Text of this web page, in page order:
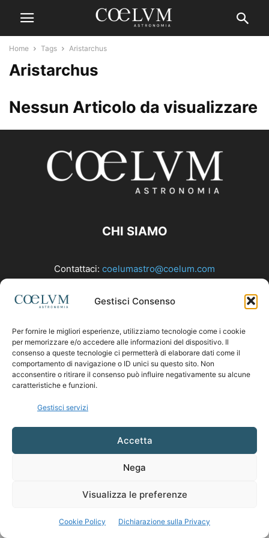
Gestisci Consenso
Per fornire le migliori esperienze, utilizziamo tecnologie come i cookie
per memorizzare e/o accedere alle informazioni del dispositivo. Il
consenso a queste tecnologie ci permetterà di elaborare dati come il
comportamento di navigazione o ID unici su questo sito. Non
acconsentire o ritirare il consenso può influire negativamente su alcune
caratteristiche e funzioni.
Gestisci servizi
Accetta
Nega
Visualizza le preferenze
Cookie Policy Dichiarazione sulla Privacy
Home Tags Aristarchus
Aristarchus
Nessun Articolo da visualizzare
CHI SIAMO
Contattaci: coelumastro@coelum.com
SEGUICI